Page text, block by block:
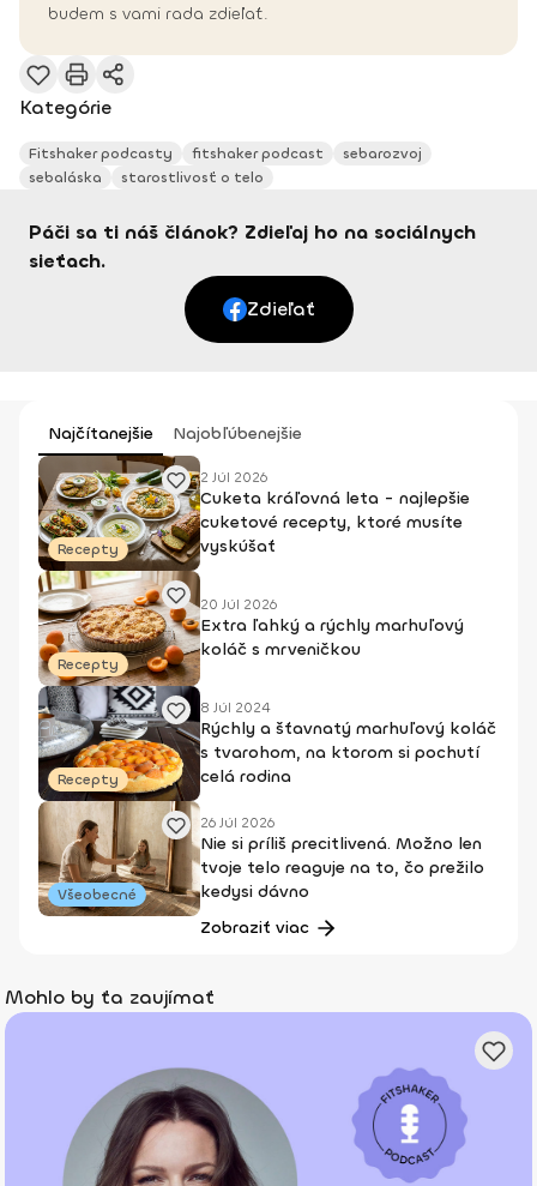
budem s vami rada zdieľať.
Kategórie
Fitshaker podcasty fitshaker podcast
sebarozvoj
sebaláska
starostlivosť o telo
Páči sa ti náš článok? Zdieľaj ho na sociálnych
sieťach.
Zdieľať
Najčítanejšie Najobľúbenejšie
Recepty
2 Júl 2026
Cuketa kráľovná leta - najlepšie
cuketové recepty, ktoré musíte
vyskúšať
Recepty
20 Júl 2026
Extra ľahký a rýchly marhuľový
koláč s mrveničkou
Recepty
8 Júl 2024
Rýchly a šťavnatý marhuľový koláč
s tvarohom, na ktorom si pochutí
celá rodina
Všeobecné
26 Júl 2026
Nie si príliš precitlivená. Možno len
tvoje telo reaguje na to, čo prežilo
kedysi dávno
Zobraziť viac
Mohlo by ťa zaujímať